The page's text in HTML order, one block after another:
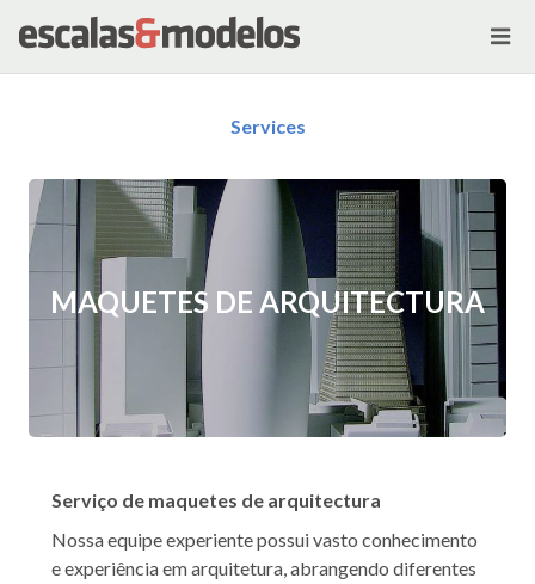
Services
MAQUETES DE ARQUITECTURA
Serviço de maquetes de arquitectura
Nossa equipe experiente possui vasto conhecimento
e experiência em arquitetura, abrangendo diferentes